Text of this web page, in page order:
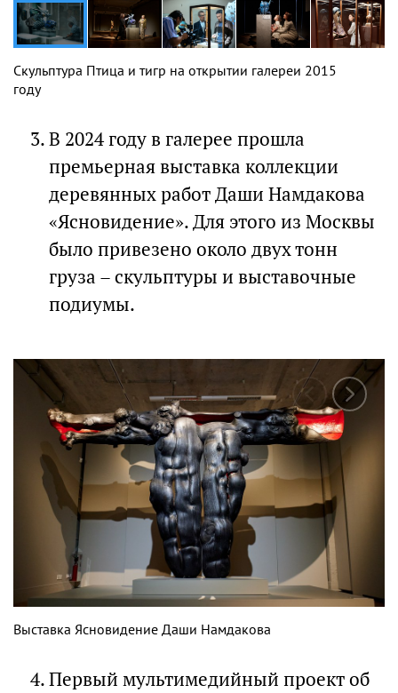
Скульптура Птица и тигр на открытии галереи 2015
году
В 2024 году в галерее прошла
премьерная выставка коллекции
деревянных работ Даши Намдакова
«Ясновидение». Для этого из Москвы
было привезено около двух тонн
груза – скульптуры и выставочные
подиумы.
Выставка Ясновидение Даши Намдакова
Первый мультимедийный проект об